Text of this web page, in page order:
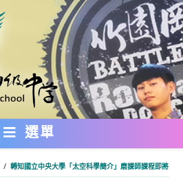
選單
/ 轉知國立中央大學「太空科學簡介」磨課師課程即將開課